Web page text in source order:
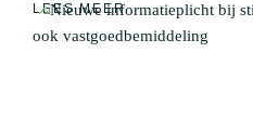
LEES MEER